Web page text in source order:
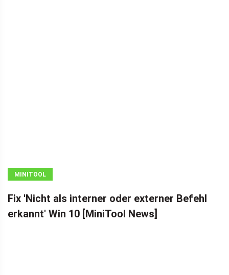
MINITOOL
Fix 'Nicht als interner oder externer Befehl
erkannt' Win 10 [MiniTool News]